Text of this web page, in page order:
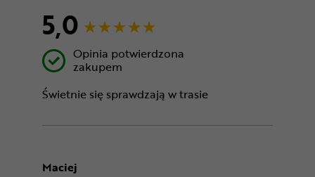
5,0
Opinia potwierdzona
zakupem
Świetnie się sprawdzają w trasie
Maciej